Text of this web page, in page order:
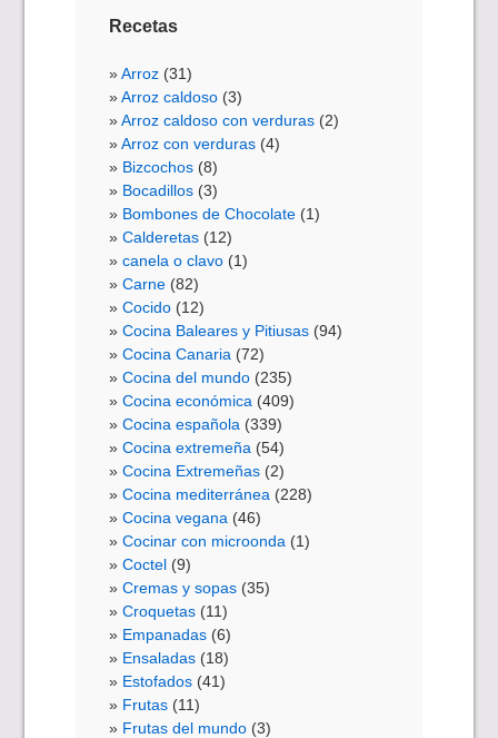
Recetas
Arroz (31)
Arroz caldoso (3)
Arroz caldoso con verduras (2)
Arroz con verduras (4)
Bizcochos (8)
Bocadillos (3)
Bombones de Chocolate (1)
Calderetas (12)
canela o clavo (1)
Carne (82)
Cocido (12)
Cocina Baleares y Pitiusas (94)
Cocina Canaria (72)
Cocina del mundo (235)
Cocina económica (409)
Cocina española (339)
Cocina extremeña (54)
Cocina Extremeñas (2)
Cocina mediterránea (228)
Cocina vegana (46)
Cocinar con microonda (1)
Coctel (9)
Cremas y sopas (35)
Croquetas (11)
Empanadas (6)
Ensaladas (18)
Estofados (41)
Frutas (11)
Frutas del mundo (3)